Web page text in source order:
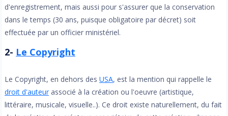
d'enregistrement, mais aussi pour s'assurer que la conservation
dans le temps (30 ans, puisque obligatoire par décret) soit
effectuée par un officier ministériel.
2- Le Copyright
Le Copyright, en dehors des USA, est la mention qui rappelle le
droit d'auteur associé à la création ou l'oeuvre (artistique,
littéraire, musicale, visuelle..). Ce droit existe naturellement, du fait